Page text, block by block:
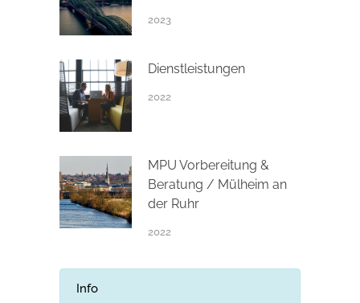
2023
Dienstleistungen
2022
MPU Vorbereitung &
Beratung / Mülheim an
der Ruhr
2022
Info